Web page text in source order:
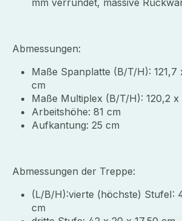
mm verrundet, massive
Abmessungen:
Maße Spanplatte (B/T/H): 121,7
cm
Maße Multiplex (B/T/H): 120,2 x
Arbeitshöhe: 81 cm
Aufkantung: 25 cm
Abmessungen der Treppe:
(L/B/H):vierte (höchste) StufeI:
cm